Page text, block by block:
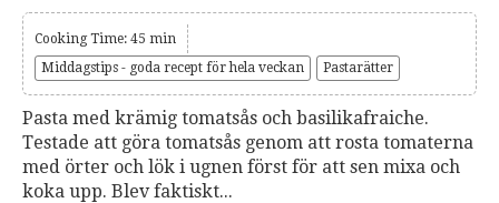
Cooking Time: 45 min
Middagstips - goda recept för hela veckan
Pastarätter
Pasta med krämig tomatsås och basilikafraiche.
Testade att göra tomatsås genom att rosta tomaterna
med örter och lök i ugnen först för att sen mixa och
koka upp. Blev faktiskt...